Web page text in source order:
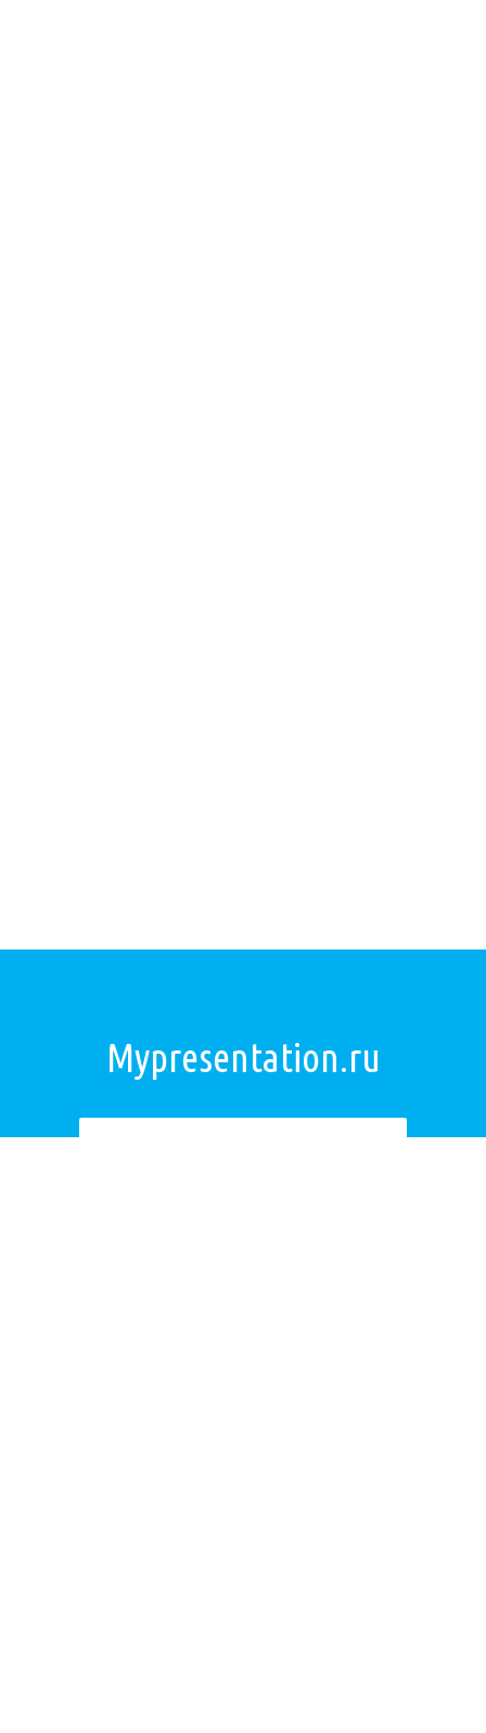
Mypresentation.ru